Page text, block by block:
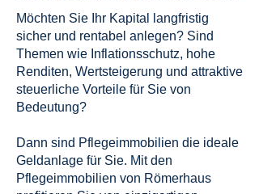
Möchten Sie Ihr Kapital langfristig
sicher und rentabel anlegen? Sind
Themen wie Inflationsschutz, hohe
Renditen, Wertsteigerung und attraktive
steuerliche Vorteile für Sie von
Bedeutung?
Dann sind Pflegeimmobilien die ideale
Geldanlage für Sie. Mit den
Pflegeimmobilien von Römerhaus